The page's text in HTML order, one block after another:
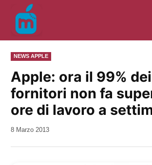
contenuto
PUBBLICATO
IN
NEWS APPLE
Apple: ora il 99%
fornitori non fa
ore di lavoro a
da
8 Marzo 2013